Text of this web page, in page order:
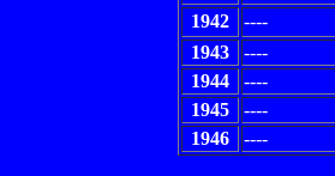
1942
----
1943
----
1944
----
1945
----
1946
----